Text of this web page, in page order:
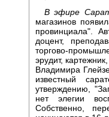
В эфире
магазинов
провинциала".
доцент,
торгово-
эрудит,
Владимира
известный
утверждению,
нет элегии
Собственно,